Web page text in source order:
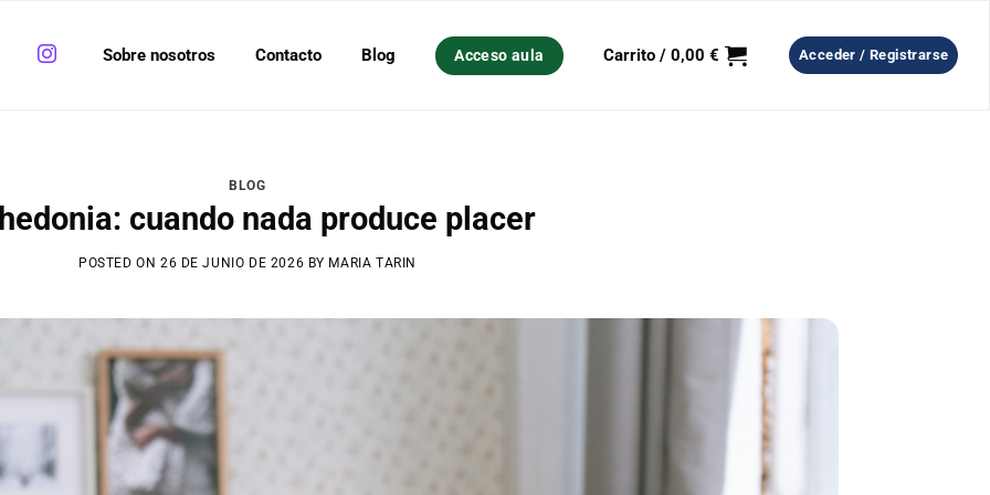
Sobre nosotros Contacto Blog Acceso aula Carrito /0,00€ Acceder / Registrarse
BLOG
cuando nada produce placer
POSTED ON 26 DE JUNIO DE 2026 BY MARIA TARIN